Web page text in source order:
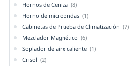
Hornos de Ceniza (8)
Horno de microondas (1)
Cabinetas de Prueba de Climatización (7)
Mezclador Magnético (6)
Soplador de aire caliente (1)
Crisol (2)